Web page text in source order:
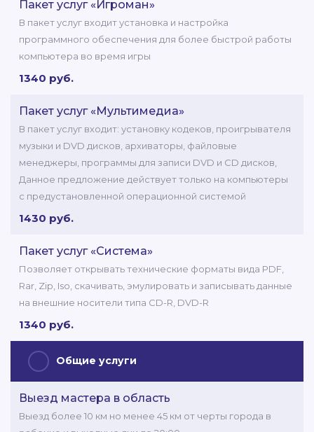
Пакет услуг «Игроман»
В пакет услуг входит установка и настройка
программного обеспечения для более быстрой работы
компьютера во время игры
1340 руб.
Пакет услуг «Мультимедиа»
В пакет услуг входит: установку кодеков, проигрывателя
музыки и DVD дисков, архиваторы, файловые
менеджеры, программы для записи DVD и CD дисков,
Данное предложение действует только на компьютеры
с предустановленной операционной системой
1430 руб.
Пакет услуг «Система»
Позволяет открывать технические форматы вида PDF,
Rar, Zip, Iso, скачивать, эмулировать и записывать данные
на внешние носители типа СD-R, DVD-R
1340 руб.
Общие услуги
Выезд мастера в область
Выезд более 10 км но менее 45 км от черты города в